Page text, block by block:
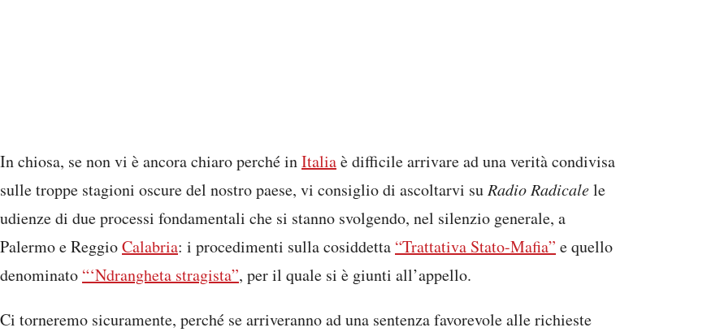
In chiosa, se non vi è ancora chiaro perché inItaliaè difficile arrivare ad una verità condivisa
sulle troppe stagioni oscure del nostro paese, vi consiglio di ascoltarvi su Radio Radicalele
udienze di due processi fondamentali che si stanno svolgendo, nel silenzio generale, a
Palermo e ReggioCalabria: i procedimenti sulla cosiddetta “Trattativa Stato-Mafia” e quello
denominato “‘Ndrangheta stragista”, per il quale si è giunti all’appello.
Ci torneremo sicuramente, perché se arriveranno ad una sentenza favorevole alle richieste